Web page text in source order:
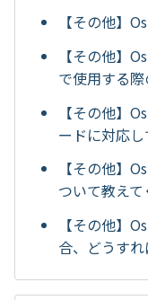
【その他】
【その他】
で使用する
【その他】
ードに対応
【その他】
ついて教えて
【その他】
合、どうす